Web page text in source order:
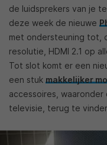
de luidsprekers van je
deze week de nieuwe
met ondersteuning tot,
resolutie, HDMI 2.1 op
Tot slot komt er een
een stuk makkelijker
accessoires,
televisie, terug te